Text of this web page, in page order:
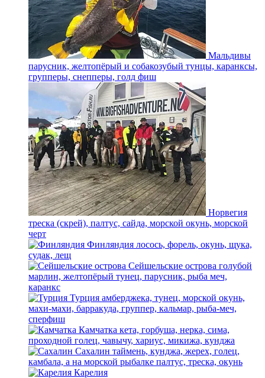
Мальдивы
парусник, желтопёрый и собакозубый тунцы, каранксы,
групперы, снепперы, голд фиш
Норвегия
треска (скрей), палтус, сайда, морской окунь, морской
черт
Финляндия лосось, форель, окунь, щука,
судак, лещ
Сейшельские острова голубой
марлин, желтопёрый тунец, парусник, рыба меч,
каранкс
Турция амберджека, тунец, морской окунь,
махи-махи, барракуда, группер, кальмар, рыба-меч,
сперфиш
Камчатка кета, горбуша, нерка, сима,
проходной голец, чавычу, хариус, микижа, кунджа
Сахалин таймень, кунджа, жерех, голец,
камбала, а на морской рыбалке палтус, треска, окунь
Карелия